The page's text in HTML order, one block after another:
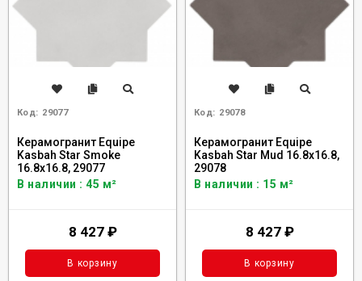
Код: 29077
Керамогранит Equipe
Kasbah Star Smoke
16.8x16.8, 29077
В наличии : 45 м²
8 427 ₽
В корзину
Код: 29078
Керамогранит Equipe
Kasbah Star Mud 16.8x16.8,
29078
В наличии : 15 м²
8 427 ₽
В корзину